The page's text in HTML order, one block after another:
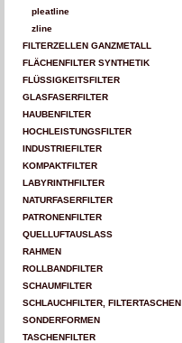
pleatline
zline
FILTERZELLEN GANZMETALL
FLÄCHENFILTER SYNTHETIK
FLÜSSIGKEITSFILTER
GLASFASERFILTER
HAUBENFILTER
HOCHLEISTUNGSFILTER
INDUSTRIEFILTER
KOMPAKTFILTER
LABYRINTHFILTER
NATURFASERFILTER
PATRONENFILTER
QUELLUFTAUSLASS
RAHMEN
ROLLBANDFILTER
SCHAUMFILTER
SCHLAUCHFILTER, FILTERTASCHEN
SONDERFORMEN
TASCHENFILTER